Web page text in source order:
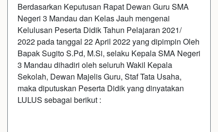
Berdasarkan Keputusan Rapat Dewan Guru SMA
Negeri 3 Mandau dan Kelas Jauh mengenai
Kelulusan Peserta Didik Tahun Pelajaran 2021/
2022 pada tanggal 22 April 2022 yang dipimpin Oleh
Bapak Sugito S.Pd, M.Si, selaku Kepala SMA Negeri
3 Mandau dihadiri oleh seluruh Wakil Kepala
Sekolah, Dewan Majelis Guru, Staf Tata Usaha,
maka diputuskan Peserta Didik yang dinyatakan
LULUS sebagai berikut :